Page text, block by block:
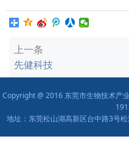
上一条
先健科技
Copyright @ 2016 东莞市生物技术产
地址：东莞松山湖高新区台中路3号